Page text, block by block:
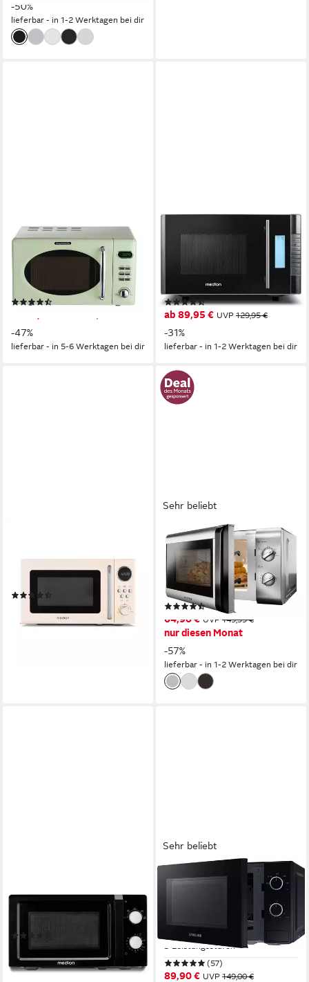
-50%
lieferbar - in 1-2 Werktagen bei dir
WOLKENSTEIN
Mikrowelle
700W
20,00 l
Leistungsstufen
(16)
-47%
lieferbar - in 5-6 Werktagen bei dir
Kapazität
Leistungsstufen
(215)
ab 89,95 € UVP 129,95 €
-31%
lieferbar - in 1-2 Werktagen bei dir
Kapazität
ab 69,95 € UVP89,95 €
-22%
Sehr beliebt
PRIVILEG
Mikrowelle 148438
800W
Leistung
20 l
Kapazität
Drehregler Bedienung
(5719)
64,90 € UVP 149,99 €
nur diesen Monat
-57%
lieferbar - in 1-2 Werktagen bei dir
700W
Kapazität
ab 59,95 € UVP79,95 €
-25%
Sehr beliebt
Mikrowelle
700W
Kapazität
5 Leistungsstufen
(57)
89,90 € UVP 149,00 €